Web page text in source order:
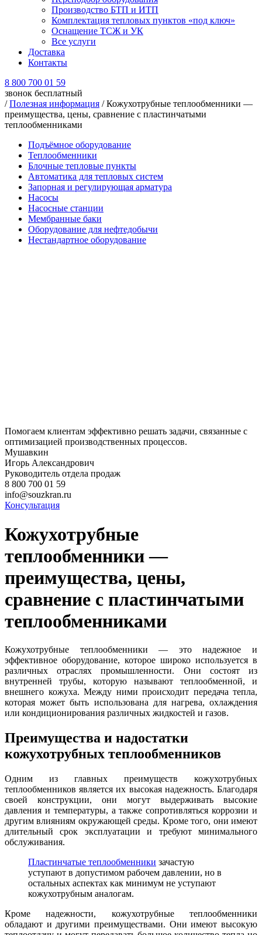
Производство БТП и ИТП
Комплектация тепловых пунктов «под ключ»
Оснащение ТСЖ и УК
Все услуги
Доставка
Контакты
8 800 700 01 59
звонок бесплатный
/Полезная информация /Кожухотрубные теплообменники —
преимущества, цены, сравнение с пластинчатыми
теплообменниками
Подъёмное оборудование
Теплообменники
Блочные тепловые пункты
Автоматика для тепловых систем
Запорная и регулирующая арматура
Насосы
Насосные станции
Мембранные баки
Оборудование для нефтедобычи
Нестандартное оборудование
Помогаем клиентам эффективно решать задачи, связанные с
оптимизацией производственных процессов.
Мушавкин
Игорь Александрович
Руководитель отдела продаж
8 800 700 01 59
info@souzkran.ru
Консультация
Кожухотрубные
теплообменники —
преимущества, цены,
сравнение с пластинчатыми
теплообменниками
Кожухотрубные теплообменники — это надежное и
эффективное оборудование, которое широко используется в
различных отраслях промышленности. Они состоят из
внутренней трубы, которую называют теплообменной, и
внешнего кожуха. Между ними происходит передача тепла,
которая может быть использована для нагрева, охлаждения
или кондиционирования различных жидкостей и газов.
Преимущества и надостатки
кожухотрубных теплообменников
Одним из главных преимуществ кожухотрубных
теплообменников является их высокая надежность. Благодаря
своей конструкции, они могут выдерживать высокие
давления и температуры, а также сопротивляться коррозии и
другим влияниям окружающей среды. Кроме того, они имеют
длительный срок эксплуатации и требуют минимального
обслуживания.
Пластинчатые теплообменники зачастую
уступают в допустимом рабочем давлении, но в
остальных аспектах как минимум не уступают
кожухотрубным аналогам.
Кроме надежности, кожухотрубные теплообменники
обладают и другими преимуществами. Они имеют высокую